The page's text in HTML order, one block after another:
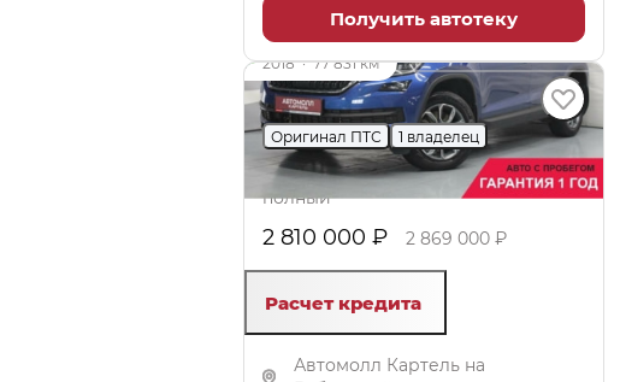
Получить автотеку
до 59 000 ₽
2018·77 831 км
SKODA Kodiaq
Оригинал ПТС 1 владелец
2 л (180 л.с.), Робот, бензин,
полный
2 810 000 ₽ 2 869 000 ₽
Расчет кредита
Автомолл Картель на